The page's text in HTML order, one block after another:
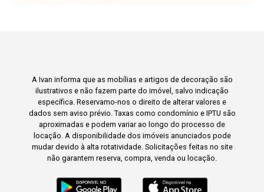
A Ivan informa que as mobílias e artigos de decoração são
ilustrativos e não fazem parte do imóvel, salvo indicação
específica. Reservamo-nos o direito de alterar valores e
dados sem aviso prévio. Taxas como condomínio e IPTU são
aproximadas e podem variar ao longo do processo de
locação. A disponibilidade dos imóveis anunciados pode
mudar devido à alta rotatividade. Solicitações feitas no site
não garantem reserva, compra, venda ou locação.